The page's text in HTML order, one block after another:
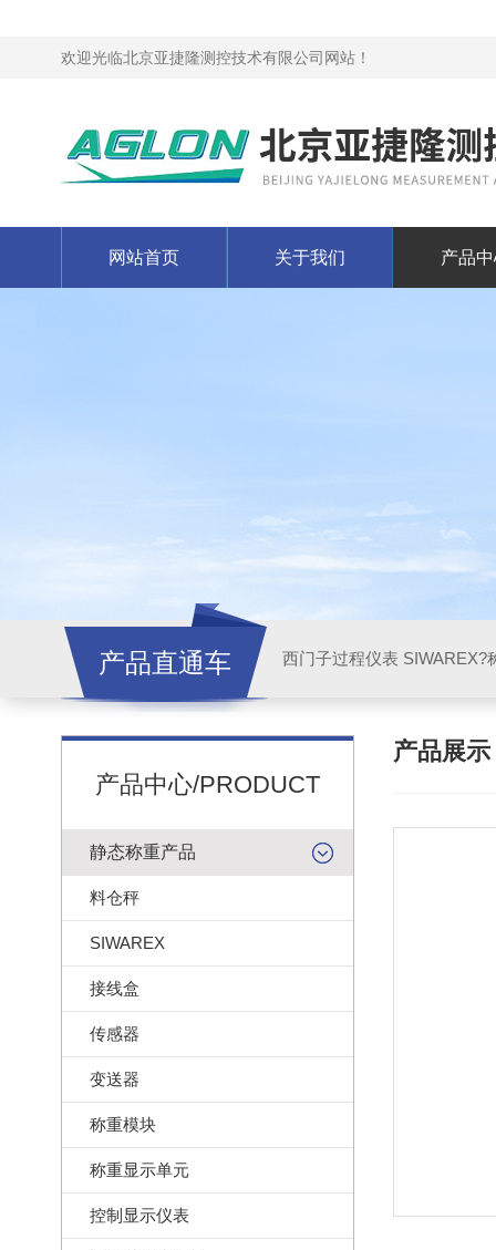
欢迎光临北京亚捷隆测控技术有限公司网站！
网站首页 关于我们 产品
产品直通车 西门子过程仪表 SIWAREX?
产品中心/PRODUCT
静态称重产品
料仓秤
SIWAREX
接线盒
传感器
变送器
称重模块
称重显示单元
控制显示仪表
产品展示